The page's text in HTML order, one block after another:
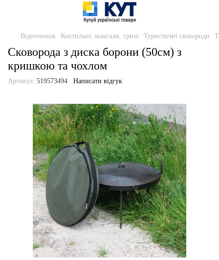
Відпочинок Коптильні, мангали, грилі Туристичні сковороди
Сковорода з диска борони (50см) з
кришкою та чохлом
Артикул: 519573494 Написати відгук